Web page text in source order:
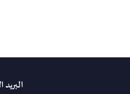
البريد